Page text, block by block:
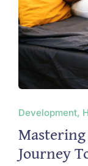
Development,
Journey